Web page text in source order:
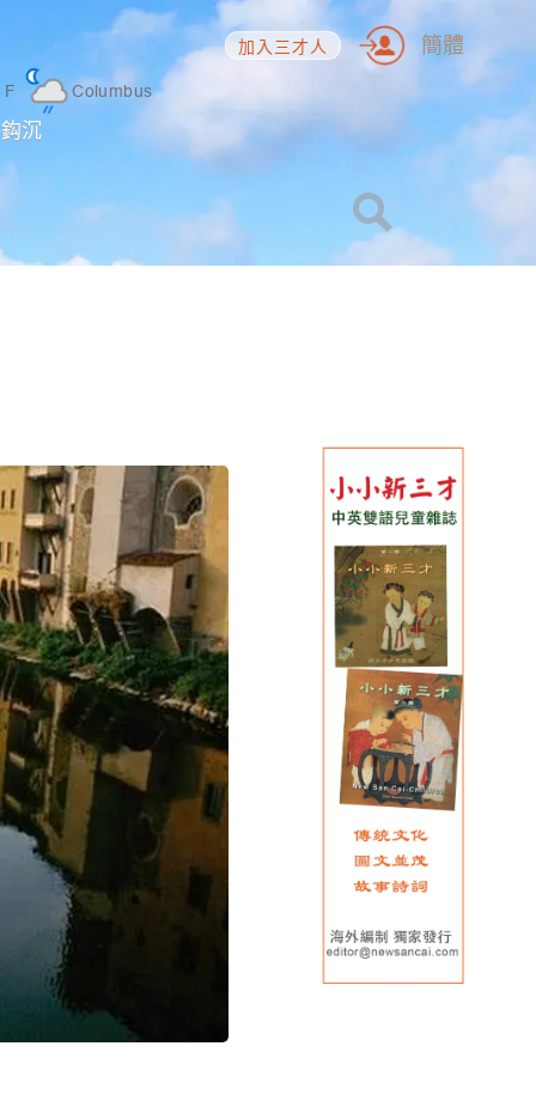
F Columbus
沉
加入三才人 簡體